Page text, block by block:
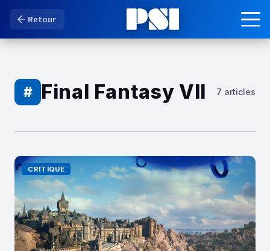
Retour
# Final Fantasy VII 7 articles
CRITIQUE